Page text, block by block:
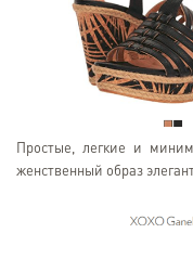
Простые, легкие и
женственный образ